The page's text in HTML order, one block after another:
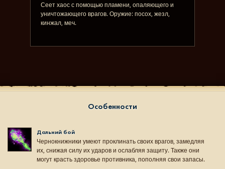
Сеет хаос с помощью пламени, опаляющего и
уничтожающего врагов. Оружие: посох, жезл,
кинжал, меч.
Особенности
Дальний бой
Чернокнижники умеют проклинать своих врагов, замедляя
их, снижая силу их ударов и ослабляя защиту. Также они
могут красть здоровье противника, пополняя свои запасы.